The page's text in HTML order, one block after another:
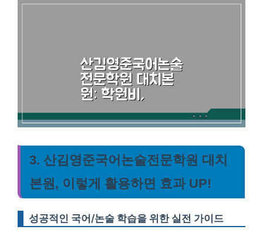
3. 산김영준국어논술전문학원 대치
본원, 이렇게 활용하면 효과 UP!
성공적인 국어/논술 학습을 위한 실전 가이드